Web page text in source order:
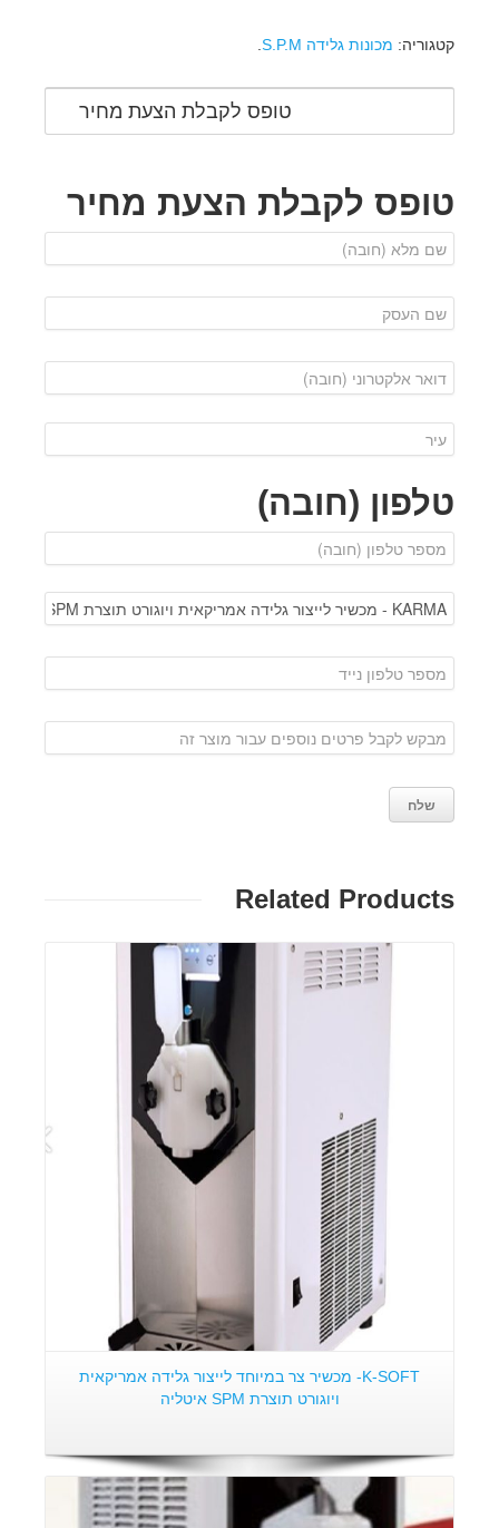
קטגוריה: מכונות גלידה S.P.M
טופס לקבלת הצעת מחיר
טופס לקבלת הצעת מחיר
טלפון (חובה)
Related Products
K-SOFT- מכשיר צר במיוחד לייצור גלידה אמריקאית
ויוגורט תוצרת SPM איטליה